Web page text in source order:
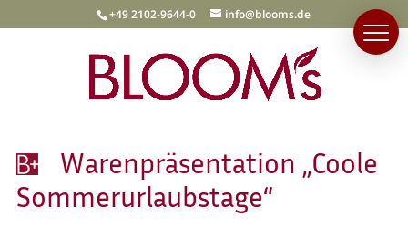
+49 2102-9644-0 info@blooms.de
Warenpräsentation „Coole
Sommerurlaubstage“